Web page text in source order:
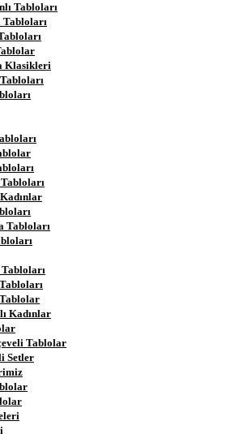
Tabloları
Tabloları
Klasikleri
Tabloları
Kadınlar
Tablolar
Setler